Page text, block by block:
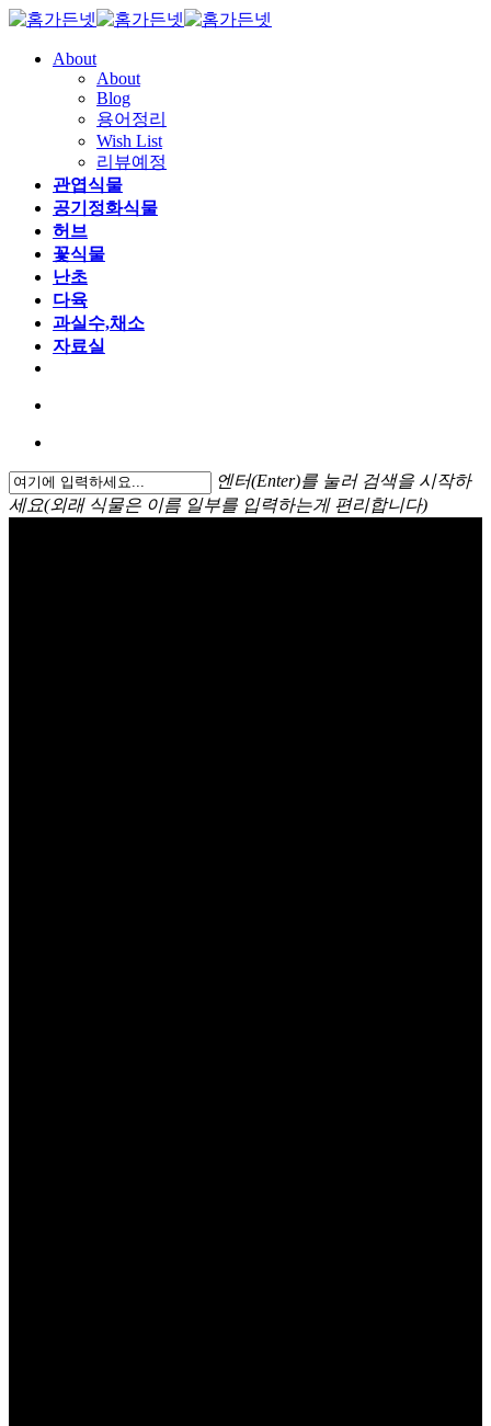
About
About
Blog
용어정리
Wish List
리뷰예정
관엽식물
공기정화식물
허브
꽃식물
난초
다육
과실수,채소
자료실
엔터(Enter)를 눌러 검색을 시작하
세요(외래 식물은 이름 일부를 입력하는게 편리합니다)